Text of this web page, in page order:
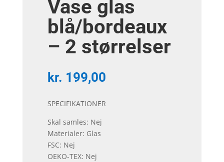
Vase glas
blå/bordeaux
– 2 størrelser
kr. 199,00
SPECIFIKATIONER
Skal samles: Nej
Materialer: Glas
FSC: Nej
OEKO-TEX: Nej